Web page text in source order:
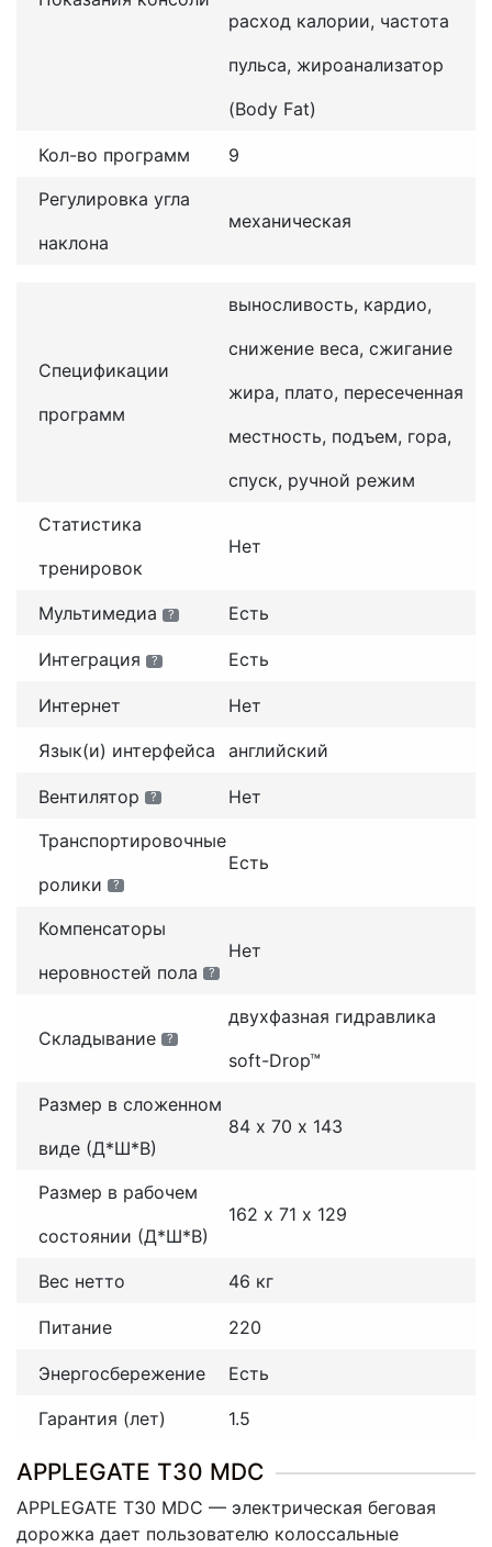
расход калории, частота
пульса, жироанализатор
(Body Fat)
Кол-во программ
9
Регулировка угла
наклона
механическая
Спецификации
программ
выносливость, кардио,
снижение веса, сжигание
жира, плато, пересеченная
местность, подъем, гора,
спуск, ручной режим
Статистика
тренировок
Нет
Мультимедиа ? Есть
Интеграция ? Есть
Интернет Нет
Язык(и) интерфейса английский
Вентилятор ?
Нет
Транспортировочные
ролики
?
Есть
Компенсаторы
неровностей пола
?
Нет
Складывание ?
двухфазная гидравлика
soft-Drop™
Размер в сложенном
виде (Д*Ш*В)
84 х 70 х 143
Размер в рабочем
состоянии (Д*Ш*В)
162 х 71 х 129
Вес нетто 46 кг
Питание 220
Энергосбережение Есть
Гарантия (лет) 1.5
APPLEGATE T30 МDC
APPLEGATE T30 МDC — электрическая беговая
дорожка дает пользователю колоссальные